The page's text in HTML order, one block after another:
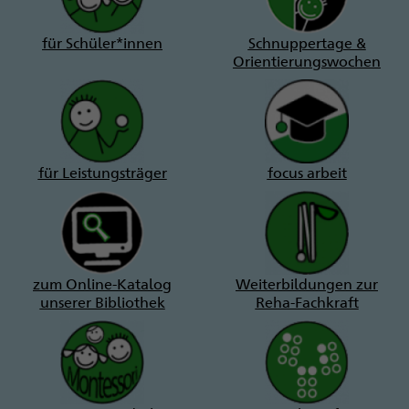
für Schüler*innen
Schnuppertage &
Orientierungswochen
für Leistungsträger focus arbeit
zum Online-Katalog
unserer Bibliothek
Weiterbildungen zur
Reha-Fachkraft